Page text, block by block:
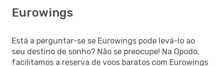
Eurowings
Está a perguntar-se se Eurowings pode levá-lo ao
seu destino de sonho? Não se preocupe! Na Opodo,
facilitamos a reserva de voos baratos com Eurowings